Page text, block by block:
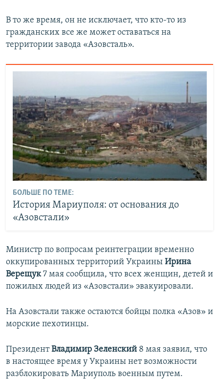
В то же время, он не исключает, что кто-то из
гражданских все же может оставаться на
территории завода «Азовсталь».
БОЛЬШЕ ПО ТЕМЕ:
История Мариуполя: от основания до
«Азовстали»
Министр по вопросам реинтеграции временно
оккупированных территорий Украины Ирина
Верещук7 мая сообщила, что всех женщин, детей и
пожилых людей из «Азовстали» эвакуировали.
На Азовстали также остаются бойцы полка «Азов» и
морские пехотинцы.
ПрезидентВладимир Зеленский 8 мая заявил, что
в настоящее время у Украины нет возможности
разблокировать Мариуполь военным путем.